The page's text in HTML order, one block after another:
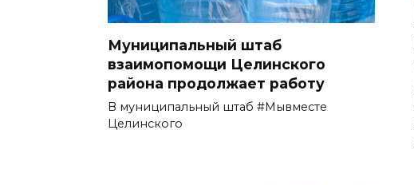
Муниципальный штаб
взаимопомощи Целинского
района продолжает работу
В муниципальный штаб #Мывместе
Целинского